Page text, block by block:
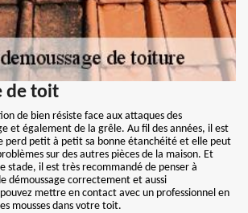
de toit
de bien résiste face aux attaques des
et également de la grêle. Au fil des années, il est
perd petit à petit sa bonne étanchéité et elle peut
sur des autres pièces de la maison. Et
stade, il est très recommandé de penser à
démoussage correctement et aussi
mettre en contact avec un professionnel en
mousses dans votre toit.